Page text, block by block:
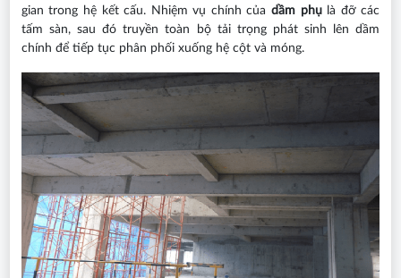
gian trong hệ kết cấu. Nhiệm vụ chính của dầm phụlà đỡ các
tấm sàn, sau đó truyền toàn bộ tải trọng phát sinh lên dầm
chính để tiếp tục phân phối xuống hệ cột và móng.